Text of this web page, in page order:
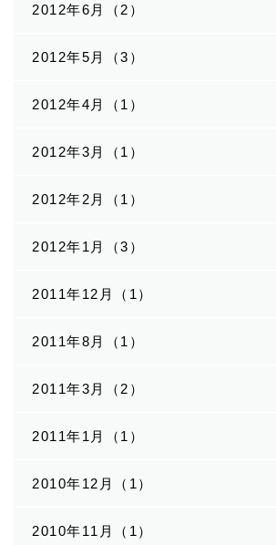
2012年6月（2）
2012年5月（3）
2012年4月（1）
2012年3月（1）
2012年2月（1）
2012年1月（3）
2011年12月（1）
2011年8月（1）
2011年3月（2）
2011年1月（1）
2010年12月（1）
2010年11月（1）